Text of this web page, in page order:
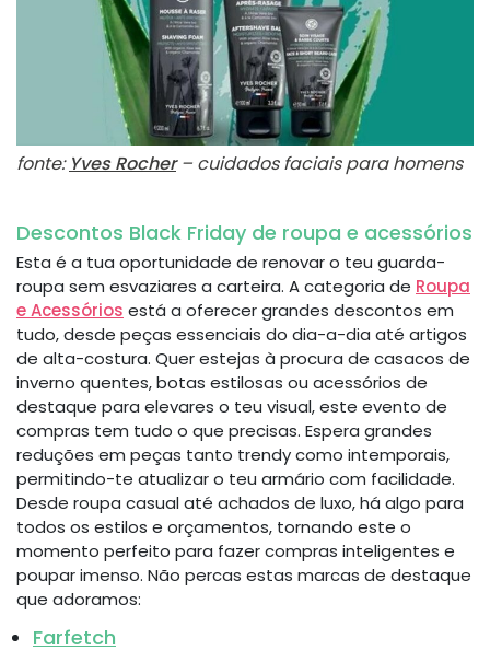
fonte: Yves Rocher– cuidados faciais para homens
Descontos Black Friday de roupa e acessórios
Esta é a tua oportunidade de renovar o teu guarda-
roupa sem esvaziares a carteira. A categoria de Roupa
e Acessórios está a oferecer grandes descontos em
tudo, desde peças essenciais do dia-a-dia até artigos
de alta-costura. Quer estejas à procura de casacos de
inverno quentes, botas estilosas ou acessórios de
destaque para elevares o teu visual, este evento de
compras tem tudo o que precisas. Espera grandes
reduções em peças tanto trendy como intemporais,
permitindo-te atualizar o teu armário com facilidade.
Desde roupa casual até achados de luxo, há algo para
todos os estilos e orçamentos, tornando este o
momento perfeito para fazer compras inteligentes e
poupar imenso. Não percas estas marcas de destaque
que adoramos:
Farfetch